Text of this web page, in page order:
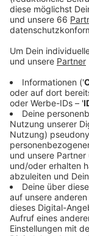
Anzeige
Neben Corona
vergangen
nicht mehr
sollten wir
gegen Grippe
Anzeige